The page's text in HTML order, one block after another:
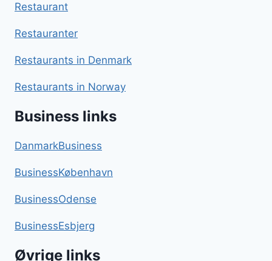
Restaurant
Restauranter
Restaurants in Denmark
Restaurants in Norway
Business links
DanmarkBusiness
BusinessKøbenhavn
BusinessOdense
BusinessEsbjerg
Øvrige links